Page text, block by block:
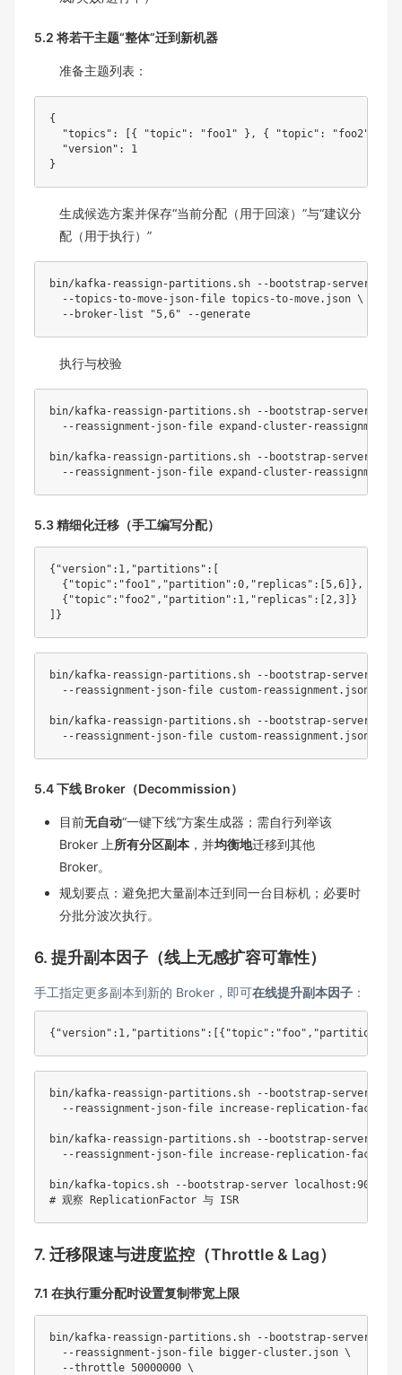
5.2 将若干主题“整体”迁到新机器
准备主题列表：
{
"topics" : { "topic" : "foo1" } , { "topic" : "foo2"
"version" :
1
}
生成候选方案并保存“当前分配（用于回滚）”与“建议分
配（用于执行）”
bin/kafka-reassign-partitions.sh --bootstrap-server
  --topics-to-move-json-file topics-to-move.json
\
  --broker-list
"5,6"
执行与校验
bin/kafka-reassign-partitions.sh --bootstrap-server
--reassignment-json-file expand-cluster-
bin/kafka-reassign-partitions.sh --bootstrap-server
5.3 精细化迁移（手工编写分配）
{ "version" : 1, "partitions" :
{ "topic" : "foo1" , "partition" :0, "replicas" : 5,6 } ,
{ "topic" : "foo2" , "partition" : 1, "replicas" : 2,3
}
}
bin/kafka-reassign-partitions.sh --bootstrap-server
--reassignment-json-file custom-reassignment.json --
bin/kafka-reassign-partitions.sh --bootstrap-server
5.4 下线 Broker（Decommission）
目前无自动“一键下线”方案生成器；需自行列举该
Broker 上所有分区副本 ，并均衡地迁移到其他
Broker。
规划要点：避免把大量副本迁到同一台目标机；必要时
分批分波次执行。
6. 提升副本因子（线上无感扩容可靠性）
手工指定更多副本到新的 Broker，即可在线提升副本因子 ：
{ "version" : 1 , "partitions" : [{ "topic" : "foo" , "partition"
bin/kafka-reassign-partitions.sh --bootstrap-server
--reassignment-json-file increase-replication-
bin/kafka-reassign-partitions.sh --bootstrap-server
--reassignment-json-file increase-replication-
# 观察 ReplicationFactor 与 ISR
7. 迁移限速与进度监控（Throttle & Lag）
7.1 在执行重分配时设置复制带宽上限
bin/kafka-reassign-partitions.sh --bootstrap-server
  --reassignment-json-file bigger-cluster.json
\
  --throttle
50000000 \